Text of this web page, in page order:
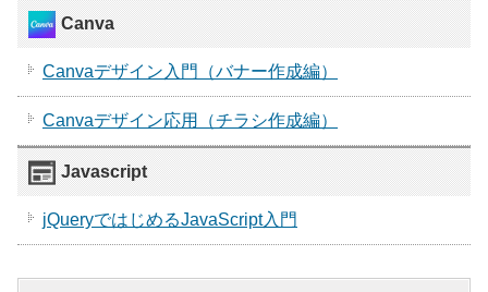
Canva
Canvaデザイン入門（バナー作成編）
Canvaデザイン応用（チラシ作成編）
Javascript
jQueryではじめるJavaScript入門